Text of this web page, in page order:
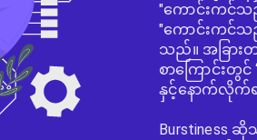
"ကောင်းကင်သ
"ကောင်းကင်သ
သည်။ အခြား
စာကြောင်းတွ
နှင့်နောက်လိုက်ရ
Burstiness